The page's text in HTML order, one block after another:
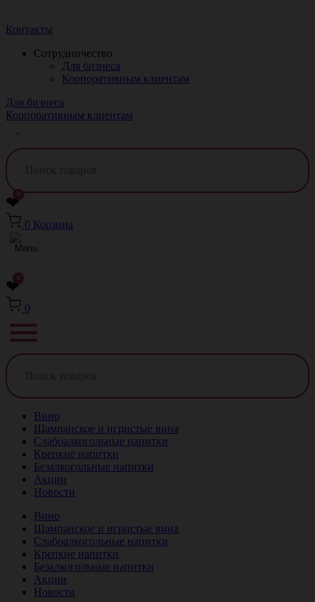
Контакты
Сотрудничество
Для бизнеса
Корпоративным клиентам
Для бизнеса
Корпоративным клиентам
❤0
0 Корзина
❤0
0
Вино
Шампанское и игристые вина
Слабоалкогольные напитки
Крепкие напитки
Безалкогольные напитки
Акции
Новости
Вино
Шампанское и игристые вина
Слабоалкогольные напитки
Крепкие напитки
Безалкогольные напитки
Акции
Новости